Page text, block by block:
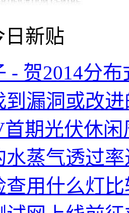
日新贴
- 贺2014分
到漏洞或改
首期光伏休
水蒸气透过
查用什么灯